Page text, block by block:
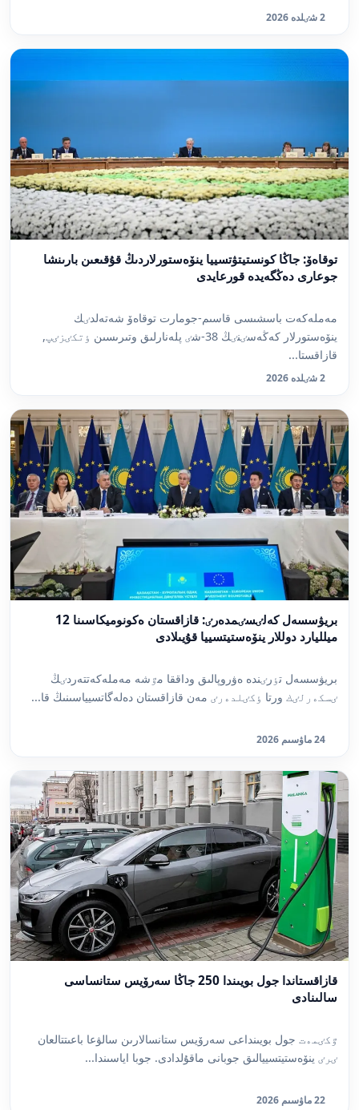
2 شٸلدە 2026
توقاەۆ: جاڭا كونستيتۋتسييا ينۆەستورلاردىڭ قۇقىعىن بارىنشا
جوعارى دەڭگەيدە قورعايدى
مەملەكەت باسشىسى قاسىم-جومارت توقاەۆ شەتەلدٸك
ينۆەستورلار كەڭەسٸنٸڭ 38-شٸ پلەنارلىق وتىرىسىن ٶتكٸزٸپ,
قازاقستا...
2 شٸلدە 2026
بريۋسسەل كەلٸسٸمدەرٸ: قازاقستان ەكونوميكاسىنا 12
ميلليارد دوللار ينۆەستيتسييا قۇيىلادى
بريۋسسەل تٶرٸندە ەۋروپالىق وداققا مٷشە مەملەكەتتەردٸڭ
ٸسكەرلٸك ورتا ٶكٸلدەرٸ مەن قازاقستان دەلەگاتسيياسىنىڭ قا...
24 ماۋسىم 2026
قازاقستاندا جول بويىندا 250 جاڭا سەرۆيس ستانساسى
سالىنادى
ٷكٸمەت جول بويىنداعى سەرۆيس ستانسالارىن سالۋعا باعىتتالعان
ٸرٸ ينۆەستيتسييالىق جوبانى ماقۇلدادى. جوبا اياسىندا...
22 ماۋسىم 2026